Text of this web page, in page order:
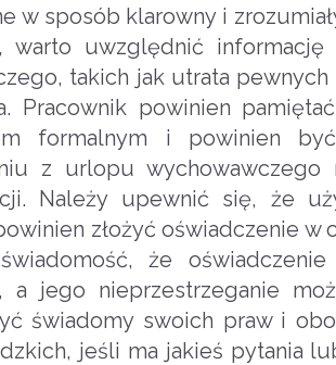
w sposób klarowny i
warto uwzględnić
takich jak utrata
Pracownik powinien
formalnym i powinien
z urlopu
Należy upewnić się, że
złożyć oświadczenie
że
a jego nieprzestrzeganie
świadomy swoich praw i
jeśli ma jakieś pytania